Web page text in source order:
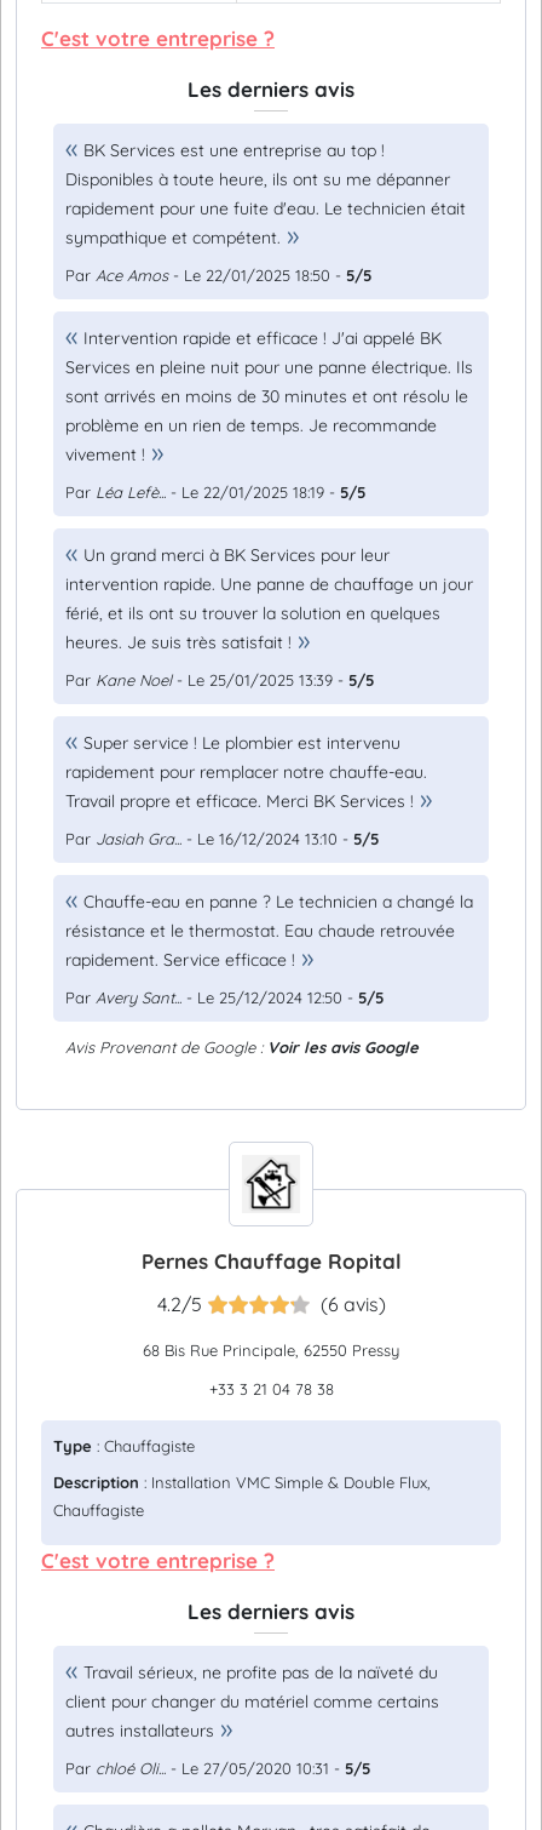
C'est votre entreprise ?
Les derniers avis
BK Services est une entreprise au top !
Disponibles à toute heure, ils ont su me dépanner
rapidement pour une fuite d'eau. Le technicien était
sympathique et compétent.
Par Ace Amos- Le 22/01/2025 18:50 - 5/5
Intervention rapide et efficace ! J'ai appelé BK
Services en pleine nuit pour une panne électrique. Ils
sont arrivés en moins de 30 minutes et ont résolu le
problème en un rien de temps. Je recommande
vivement !
Par Léa Lefè... - Le 22/01/2025 18:19 - 5/5
Un grand merci à BK Services pour leur
intervention rapide. Une panne de chauffage un jour
férié, et ils ont su trouver la solution en quelques
heures. Je suis très satisfait !
Par Kane Noel- Le 25/01/2025 13:39 - 5/5
Super service ! Le plombier est intervenu
rapidement pour remplacer notre chauffe-eau.
Travail propre et efficace. Merci BK Services !
Par Jasiah Gra... - Le 16/12/2024 13:10 - 5/5
Chauffe-eau en panne ? Le technicien a changé la
résistance et le thermostat. Eau chaude retrouvée
rapidement. Service efficace !
Par Avery Sant... - Le 25/12/2024 12:50 - 5/5
Avis Provenant de Google : Voir les avis Google
Pernes Chauffage Ropital
4.2/5 (6 avis)
68 Bis Rue Principale, 62550 Pressy
+33 3 21 04 78 38
Type : Chauffagiste
Description : Installation VMC Simple & Double Flux,
Chauffagiste
C'est votre entreprise ?
Les derniers avis
Travail sérieux, ne profite pas de la naïveté du
client pour changer du matériel comme certains
autres installateurs
Par chloé Oli... - Le 27/05/2020 10:31 - 5/5